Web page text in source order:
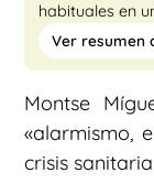
habituales en
Ver resumen
Montse
«alarmismo,
crisis